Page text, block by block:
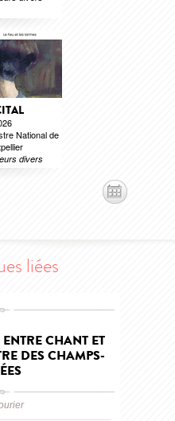
National de
divers
liées
CHANT ET
DES CHAMPS-